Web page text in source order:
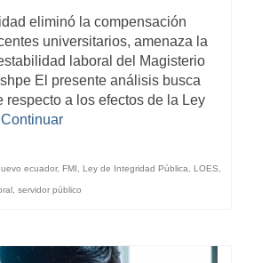
eliminó la compensación
universitarios, amenaza la
laboral del Magisterio
El presente análisis busca
respecto a los efectos de la Ley
Continuar
ecuador, FMI Ley de Integridad Pública LOES
servidor público